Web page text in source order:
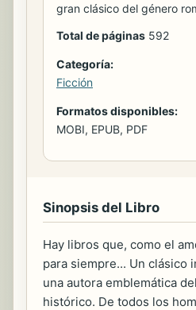
gran clásico del género
Total de páginas 592
Categoría:
Ficción
Formatos disponibles:
MOBI, EPUB, PDF
Sinopsis del Libro
Hay libros que, como el
para siempre... Un clásico
una autora emblemática
histórico. De todos los